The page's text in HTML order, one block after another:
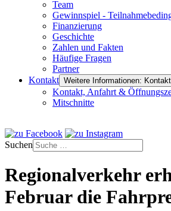
Team
Gewinnspiel -
Finanzierung
Geschichte
Zahlen und Fakten
Häufige Fragen
Partner
Kontakt Weitere Informationen: Kontakt
Kontakt, Anfahrt &
Mitschnitte
Suchen
Regionalverkehr
Februar die